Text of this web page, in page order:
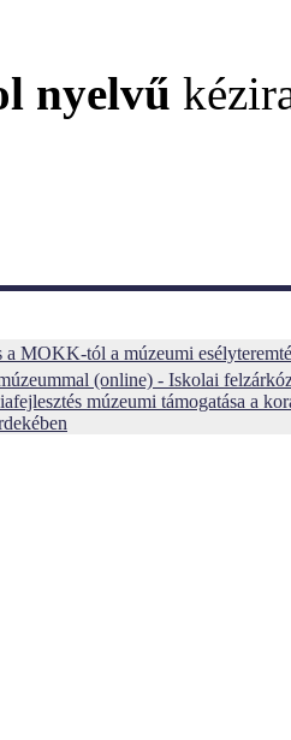
nyelvű
a MOKK-tól a múzeumi
(online) - Iskolai
múzeumi támogatása a